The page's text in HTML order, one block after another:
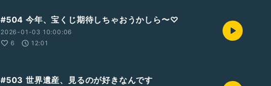
#504 今年、宝くじ期待しちゃおうかしら〜♡
2026-01-03 10:00:06
6
12:01
#503 世界遺産、見るのが好きなんです